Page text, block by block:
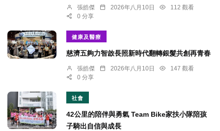
張皓傑 2026年八月10日
112 觀看
0 分享
健康及醫療
慈濟五夠力智啟長照新時代翻轉銀髮共創再青春
張皓傑 2026年八月10日
147 觀看
0 分享
社會
42公里的陪伴與勇氣 Team Bike家扶小隊陪孩
子騎出自信與成長